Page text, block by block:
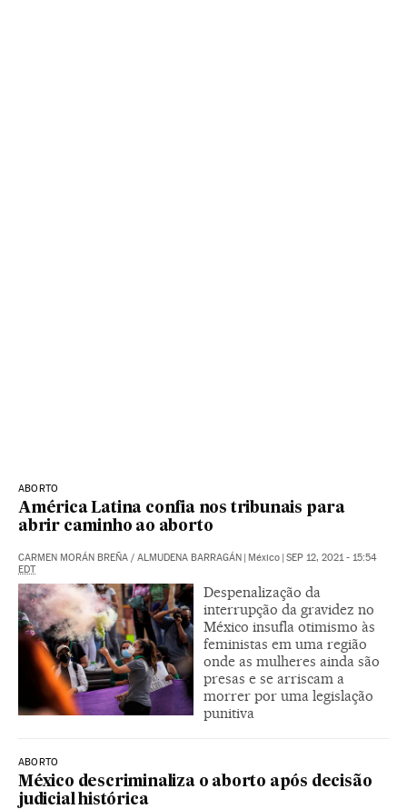
ABORTO
América Latina confia nos tribunais para
abrir caminho ao aborto
CARMEN MORÁN BREÑA / ALMUDENA BARRAGÁN | México | SEP 12, 2021 - 15:54
EDT
Despenalização da
interrupção da gravidez no
México insufla otimismo às
feministas em uma região
onde as mulheres ainda são
presas e se arriscam a
morrer por uma legislação
punitiva
ABORTO
México descriminaliza o aborto após decisão
judicial histórica